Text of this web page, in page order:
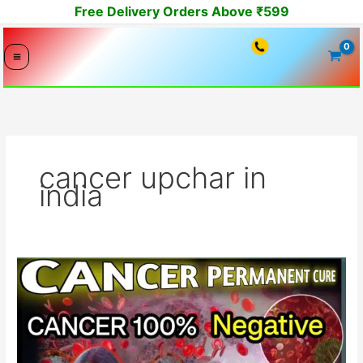
to
content
Free Delivery Orders Above ₹599
cancer upchar in
india
Ayurvedic
treatment
for
cancer
diseases
complete